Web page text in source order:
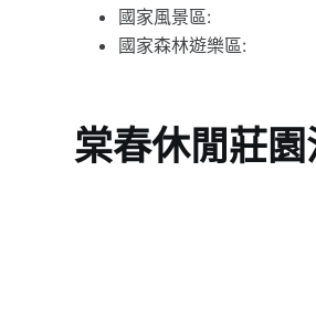
國家風景區:
國家森林遊樂區:
棠春休閒莊